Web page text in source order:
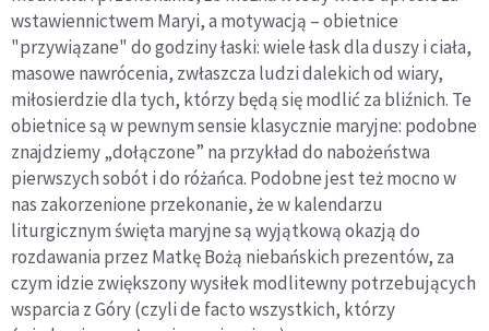
wstawiennictwem Maryi, a motywacją – obietnice
"przywiązane" do godziny łaski: wiele łask dla duszy i ciała,
masowe nawrócenia, zwłaszcza ludzi dalekich od wiary,
miłosierdzie dla tych, którzy będą się modlić za bliźnich. Te
obietnice są w pewnym sensie klasycznie maryjne: podobne
znajdziemy „dołączone” na przykład do nabożeństwa
pierwszych sobót i do różańca. Podobne jest też mocno w
nas zakorzenione przekonanie, że w kalendarzu
liturgicznym święta maryjne są wyjątkową okazją do
rozdawania przez Matkę Bożą niebańskich prezentów, za
czym idzie zwiększony wysiłek modlitewny potrzebujących
wsparcia z Góry (czyli de facto wszystkich, którzy